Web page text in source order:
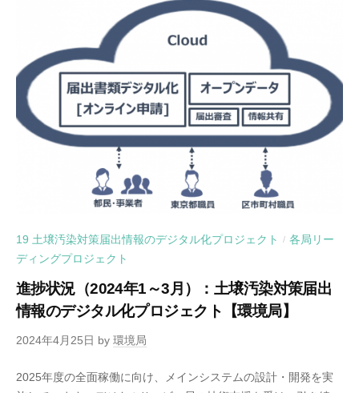
19 土壌汚染対策届出情報のデジタル化プロジェクト / 各局リー
ディングプロジェクト
進捗状況（2024年1～3月）：土壌汚染対策届出
情報のデジタル化プロジェクト【環境局】
2024年4月25日 by 環境局
2025年度の全面稼働に向け、メインシステムの設計・開発を実